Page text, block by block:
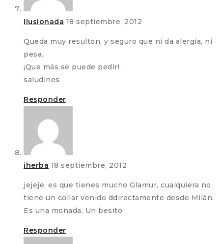
Ilusionada 18 septiembre, 2012
Queda muy resulton, y seguro que ni da alergia, ni
pesa.
¡Que más se puede pedir!.
saludines
Responder
iherba 18 septiembre, 2012
jejeje, es que tienes mucho Glamur, cualquiera no
tiene un collar venido ddirectamente desde Milán.
Es una monada. Un besito
Responder